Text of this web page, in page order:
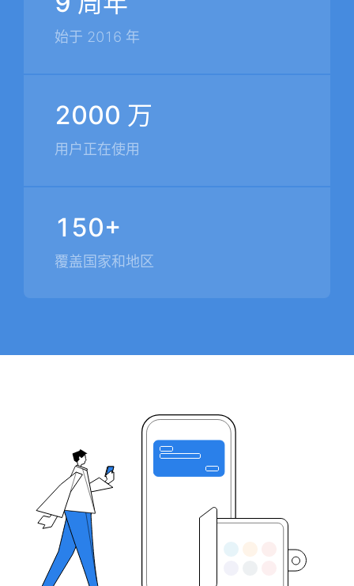
始于 2016 年
2000 万
用户正在使用
150+
覆盖国家和地区